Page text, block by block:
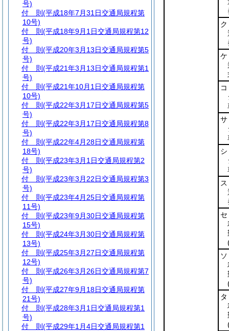
号)
付 則 (平成18年7月31日交通局規程第
10号)
付 則 (平成18年9月1日交通局規程第12
号)
付 則 (平成20年3月13日交通局規程第5
号)
付 則 (平成21年3月13日交通局規程第1
号)
付 則 (平成21年10月1日交通局規程第
10号)
付 則 (平成22年3月17日交通局規程第5
号)
付 則 (平成22年3月17日交通局規程第8
号)
付 則 (平成22年4月28日交通局規程第
18号)
付 則 (平成23年3月1日交通局規程第2
号)
付 則 (平成23年3月22日交通局規程第3
号)
付 則 (平成23年4月25日交通局規程第
11号)
付 則 (平成23年9月30日交通局規程第
15号)
付 則 (平成24年3月30日交通局規程第
13号)
付 則 (平成25年3月27日交通局規程第
12号)
付 則 (平成26年3月26日交通局規程第7
号)
付 則 (平成27年9月18日交通局規程第
21号)
付 則 (平成28年3月1日交通局規程第1
号)
付 則 (平成29年1月4日交通局規程第1